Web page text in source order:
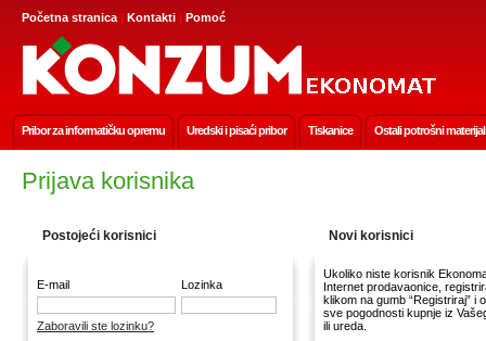
Početna stranica | Kontakti | Pomoć
Pribor za informatičku opremu Uredski i pisaći pribor Tiskanice Ostali potrošni materijal
Prijava korisnika
Postojeći korisnici
E-mail Lozinka
Zaboravili ste lozinku?
Novi korisnici
Ukoliko niste korisnik
Internet prodavaonice,
klikom na gumb “Registriraj” i
sve pogodnosti kupnje iz
ili ureda.